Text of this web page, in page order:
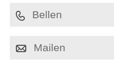
Bellen
Mailen